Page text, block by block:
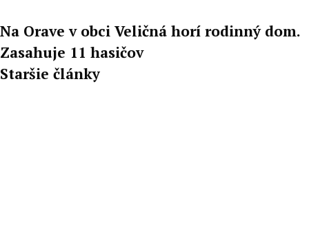
Na Orave v obci Veličná horí rodinný dom.
Zasahuje 11 hasičov
Staršie články